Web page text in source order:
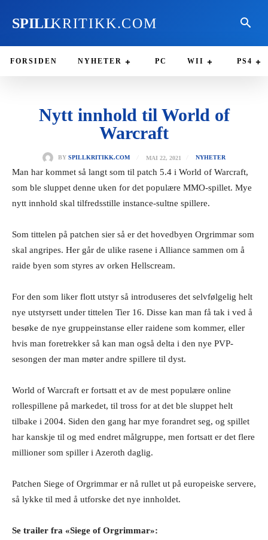
SPILLKRITIKK.COM
FORSIDEN NYHETER PC WII PS4
Nytt innhold til World of
Warcraft
BY SPILLKRITIKK.COM MAI 22, 2021 NYHETER
Man har kommet så langt som til patch 5.4 i World of Warcraft,
som ble sluppet denne uken for det populære MMO-spillet. Mye
nytt innhold skal tilfredsstille instance-sultne spillere.
Som tittelen på patchen sier så er det hovedbyen Orgrimmar som
skal angripes. Her går de ulike rasene i Alliance sammen om å
raide byen som styres av orken Hellscream.
For den som liker flott utstyr så introduseres det selvfølgelig helt
nye utstyrsett under tittelen Tier 16. Disse kan man få tak i ved å
besøke de nye gruppeinstanse eller raidene som kommer, eller
hvis man foretrekker så kan man også delta i den nye PVP-
sesongen der man møter andre spillere til dyst.
World of Warcraft er fortsatt et av de mest populære online
rollespillene på markedet, til tross for at det ble sluppet helt
tilbake i 2004. Siden den gang har mye forandret seg, og spillet
har kanskje til og med endret målgruppe, men fortsatt er det flere
millioner som spiller i Azeroth daglig.
Patchen Siege of Orgrimmar er nå rullet ut på europeiske servere,
så lykke til med å utforske det nye innholdet.
Se trailer fra «Siege of Orgrimmar»: